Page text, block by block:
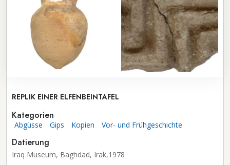
REPLIK EINER ELFENBEINTAFEL
Kategorien
Abgüsse Gips Kopien Vor- und Frühgeschichte
Datierung
Iraq Museum, Baghdad, Irak,1978